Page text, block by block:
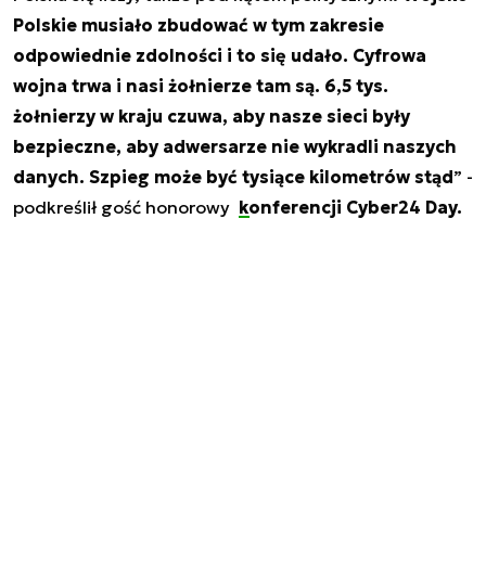
Polskie musiało zbudować w tym zakresie
odpowiednie zdolności i to się udało. Cyfrowa
wojna trwa i nasi żołnierze tam są. 6,5 tys.
żołnierzy w kraju czuwa, aby nasze sieci były
bezpieczne, aby adwersarze nie wykradli naszych
danych. Szpieg może być tysiące kilometrów stąd” -
podkreślił gość honorowy konferencji Cyber24 Day.